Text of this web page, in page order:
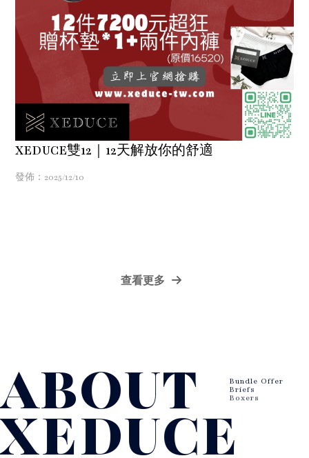
XEDUCE雙12｜12天解放你的舒適
發佈：2025/12/10
查看更多
男性內褲推薦
台北男性內褲推薦
ABOUT
XEDUCE
Bundle Offer
Briefs
Boxers